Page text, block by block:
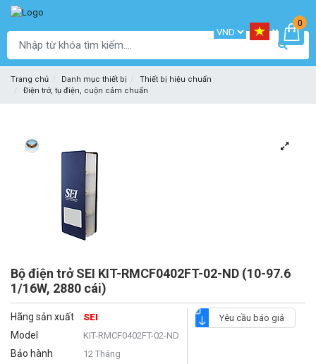
0
Trang chủ Danh mục thiết bị
Thiết bị hiệu chuẩn
Điện trở, tụ điện, cuộn cảm chuẩn
Bộ điện trở SEI KIT-RMCF0402FT-02-ND (10-97.6
1/16W, 2880 cái)
Hãng sản xuất SEI
Model KIT-RMCF0402FT-02-ND
Bảo hành 12 Tháng
Yêu cầu báo giá